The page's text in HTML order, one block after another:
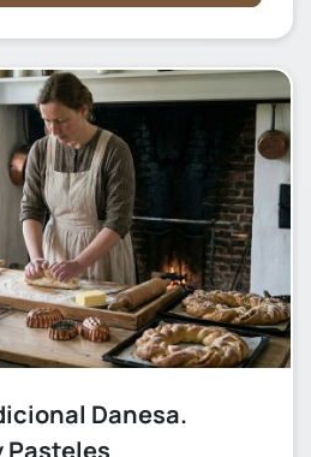
Danesa.
Pasteles